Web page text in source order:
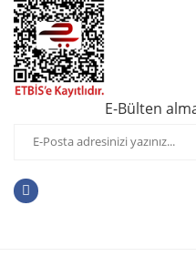
E-Bülten